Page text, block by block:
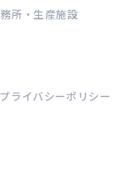
所・生産施設
プライバシーポリシー